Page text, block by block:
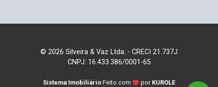
© 2026 Silveira & Vaz Ltda. - CRECI 21.737J
CNPJ: 16.433.386/0001-65
Sistema Imobiliário Feito com por KUROLE